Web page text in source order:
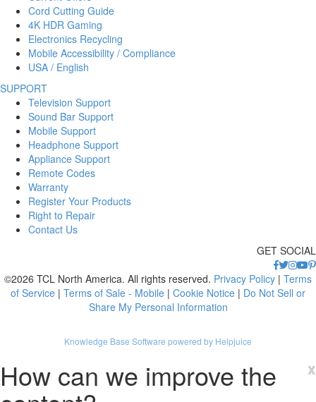
Cord Cutting Guide
4K HDR Gaming
Electronics Recycling
Mobile Accessibility / Compliance
USA / English
SUPPORT
Television Support
Sound Bar Support
Mobile Support
Headphone Support
Appliance Support
Remote Codes
Warranty
Register Your Products
Right to Repair
Contact Us
GET SOCIAL
©2026 TCL North America. All rights reserved. Privacy Policy | Terms
of Service | Terms of Sale - Mobile | Cookie Notice | Do Not Sell or
Share My Personal Information
Knowledge Base Software powered by Helpjuice
x
How can we improve the